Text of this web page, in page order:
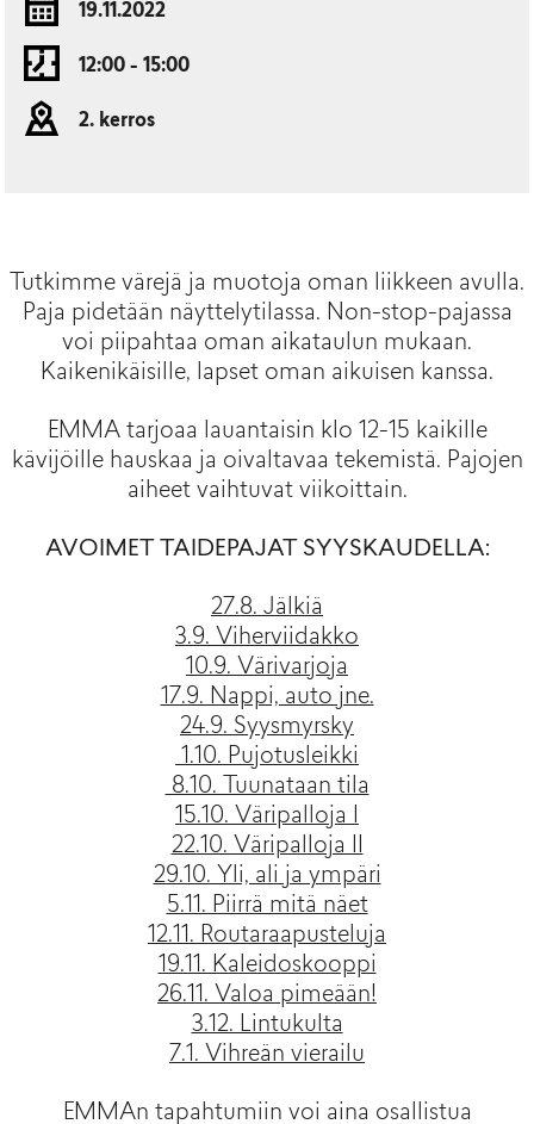
19.11.2022
12:00 - 15:00
2. kerros
Tutkimme värejä ja muotoja oman liikkeen avulla.
Paja pidetään näyttelytilassa. Non-stop-pajassa
voi piipahtaa oman aikataulun mukaan.
Kaikenikäisille, lapset oman aikuisen kanssa.
EMMA tarjoaa lauantaisin klo 12-15 kaikille
kävijöille hauskaa ja oivaltavaa tekemistä. Pajojen
aiheet vaihtuvat viikoittain.
AVOIMET TAIDEPAJAT SYYSKAUDELLA:
27.8. Jälkiä
3.9. Viherviidakko
10.9. Värivarjoja
17.9. Nappi, auto jne.
24.9. Syysmyrsky
1.10. Pujotusleikki
8.10. Tuunataan tila
15.10. Väripalloja I
22.10. Väripalloja II
29.10. Yli, ali ja ympäri
5.11. Piirrä mitä näet
12.11. Routaraapusteluja
19.11. Kaleidoskooppi
26.11. Valoa pimeään!
3.12. Lintukulta
7.1. Vihreän vierailu
EMMAn tapahtumiin voi aina osallistua